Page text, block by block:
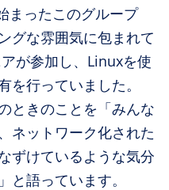
まったこのグループ
グな雰囲気に包まれて
が参加し、Linuxを使
を行っていました。
ときのことを「みんな
ネットワーク化された
ずけているような気分
と語っています。